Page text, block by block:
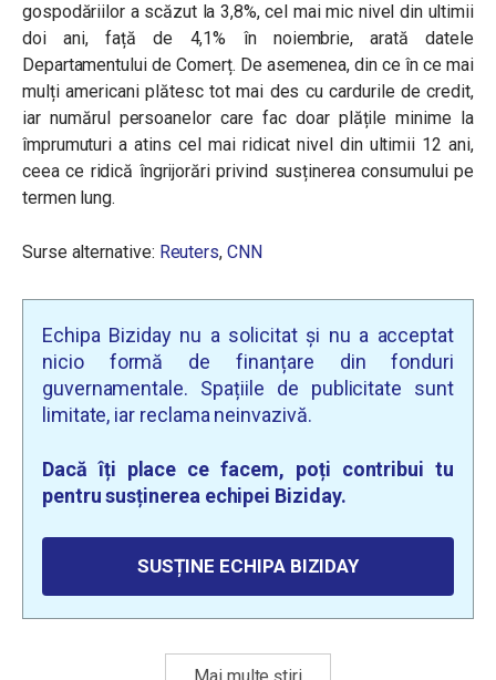
gospodăriilor a scăzut la 3,8%, cel mai mic nivel din ultimii
doi ani, față de 4,1% în noiembrie, arată datele
Departamentului de Comerț. De asemenea, din ce în ce mai
mulți americani plătesc tot mai des cu cardurile de credit,
iar numărul persoanelor care fac doar plățile minime la
împrumuturi a atins cel mai ridicat nivel din ultimii 12 ani,
ceea ce ridică îngrijorări privind susținerea consumului pe
termen lung.
Surse alternative: Reuters, CNN
Echipa Biziday nu a solicitat și nu a acceptat
nicio formă de finanțare din fonduri
guvernamentale. Spațiile de publicitate sunt
limitate, iar reclama neinvazivă.
Dacă îți place ce facem, poți contribui tu
pentru susținerea echipei Biziday.
SUSȚINE ECHIPA BIZIDAY